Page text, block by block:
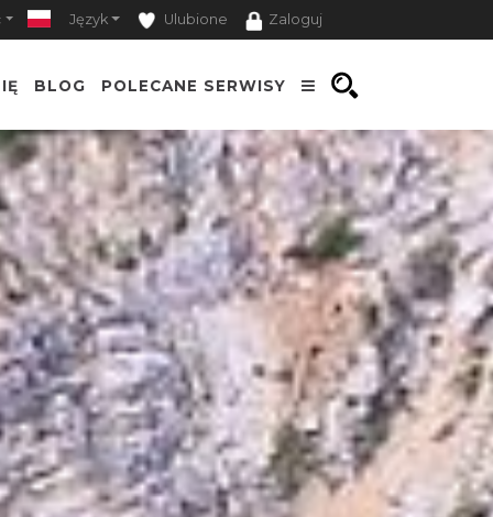
Język Ulubione Zaloguj
BLOG POLECANE SERWISY